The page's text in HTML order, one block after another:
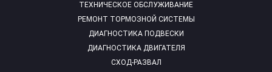
ТЕХНИЧЕСКОЕ ОБСЛУЖИВАНИЕ
РЕМОНТ ТОРМОЗНОЙ СИСТЕМЫ
ДИАГНОСТИКА ПОДВЕСКИ
ДИАГНОСТИКА ДВИГАТЕЛЯ
СХОД-РАЗВАЛ